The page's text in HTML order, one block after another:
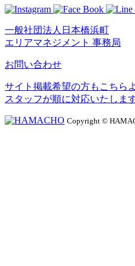
一般社団法人日本橋浜町
エリアマネジメント 事務局
お問い合わせ
サイト掲載希望の方もこちら
スタッフが順に対応いたしま
Copyright ©